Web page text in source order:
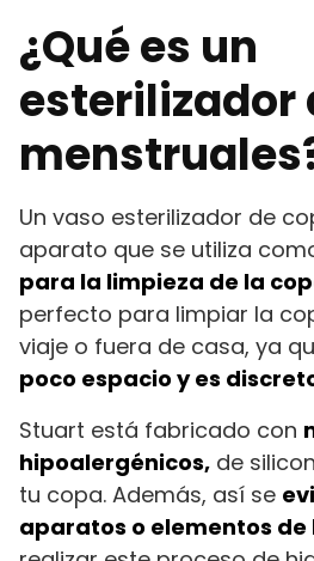
¿Qué es un
esterilizador
Un vaso esterilizador de
aparato que se utiliza
para la limpieza de la
perfecto para limpiar la
viaje o fuera de casa, ya
poco espacio y es
Stuart está fabricado con
hipoalergénicos, de
tu copa. Además, así se
aparatos o elementos de